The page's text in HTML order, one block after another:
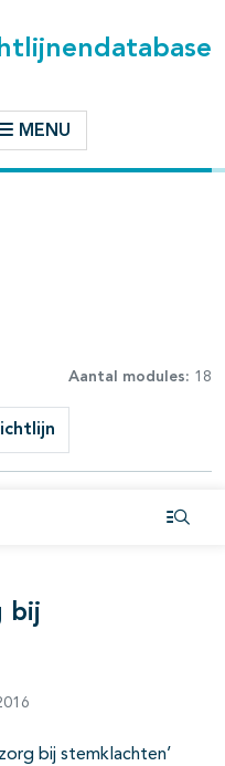
MENU
Aantal modules: 18
bij
bij stemklachten’